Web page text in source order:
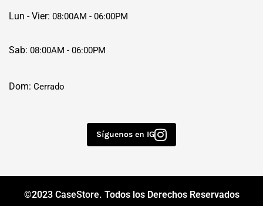
Lun - Vier: 08:00AM - 06:00PM
Sab: 08:00AM - 06:00PM
Dom: Cerrado
Síguenos en IG
©2023 CaseStore. Todos los Derechos Reservados